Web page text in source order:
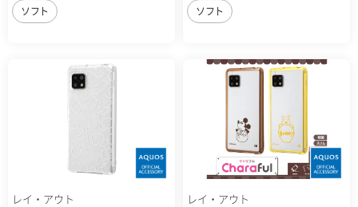
ソフト ソフト
レイ・アウト
レイ・アウト